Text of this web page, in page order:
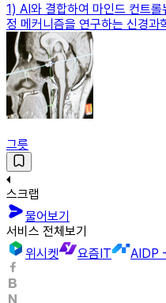
1) AI와 결합하여 마인드 컨트
정 메커니즘을 연구하는 신경과
그릇
스크랩
물어보기
서비스 전체보기
위시켓
요즘IT AIDP